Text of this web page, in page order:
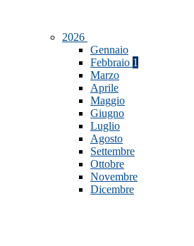
2026
Gennaio
Febbraio 1
Marzo
Aprile
Maggio
Giugno
Luglio
Agosto
Settembre
Ottobre
Novembre
Dicembre